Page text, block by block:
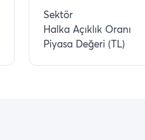
Sektör
Halka Açıklık Oranı
Piyasa Değeri (TL)